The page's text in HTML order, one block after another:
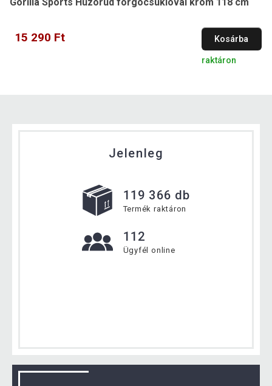
15 290 Ft Kosárba
raktáron
Jelenleg
119 366 db
Termék raktáron
112
Ügyfél online